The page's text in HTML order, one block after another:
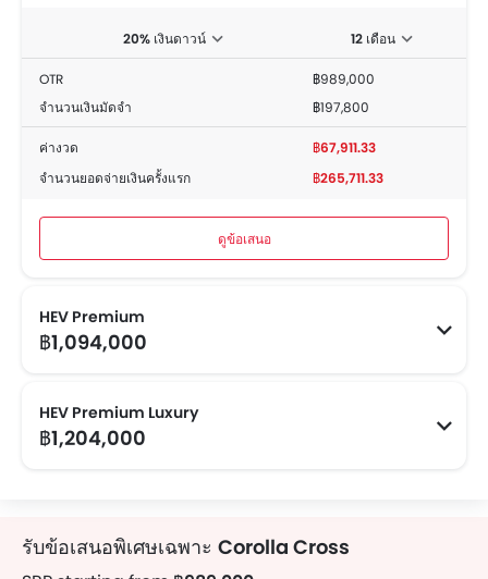
20% เงินดาวน์ 12 เดือน
OTR
฿989,000
จำนวนเงินมัดจำ
฿197,800
ค่างวด
฿67,911.33
จำนวนยอดจ่ายเงินครั้งแรก
฿265,711.33
ดูข้อเสนอ
HEV Premium
฿1,094,000
HEV Premium Luxury
฿1,204,000
รับข้อเสนอพิเศษเฉพาะ Corolla Cross